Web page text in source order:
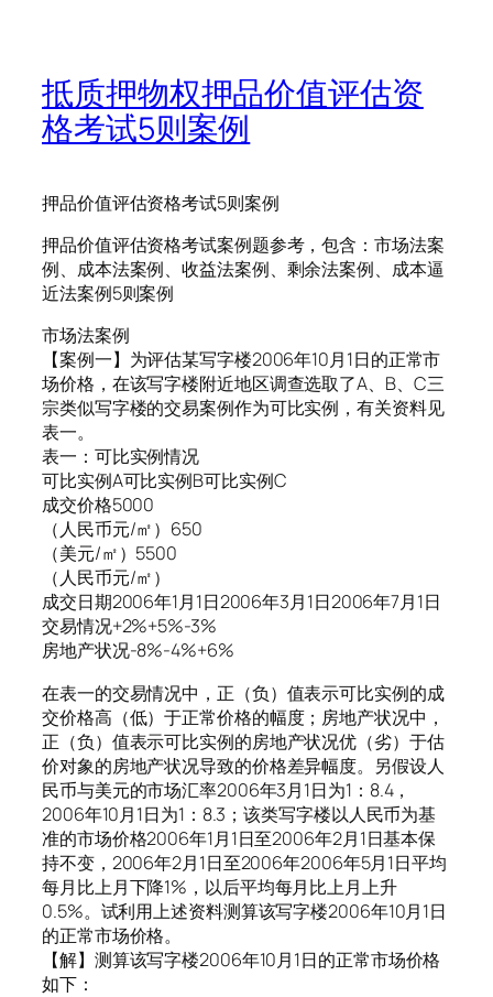
抵质押物权押品价值评估资
格考试5则案例
押品价值评估资格考试5则案例
押品价值评估资格考试案例题参考，包含：市场法案
例、成本法案例、收益法案例、剩余法案例、成本逼
近法案例5则案例
市场法案例
【案例一】为评估某写字楼2006年10月1日的正常市
场价格，在该写字楼附近地区调查选取了A、B、C三
宗类似写字楼的交易案例作为可比实例，有关资料见
表一。
表一：可比实例情况
可比实例A可比实例B可比实例C
成交价格5000
（人民币元/㎡）650
（美元/㎡）5500
（人民币元/㎡）
成交日期2006年1月1日2006年3月1日2006年7月1日
交易情况+2%+5%-3%
房地产状况-8%-4%+6%
在表一的交易情况中，正（负）值表示可比实例的成
交价格高（低）于正常价格的幅度；房地产状况中，
正（负）值表示可比实例的房地产状况优（劣）于估
价对象的房地产状况导致的价格差异幅度。另假设人
民币与美元的市场汇率2006年3月1日为1：8.4，
2006年10月1日为1：8.3；该类写字楼以人民币为基
准的市场价格2006年1月1日至2006年2月1日基本保
持不变，2006年2月1日至2006年2006年5月1日平均
每月比上月下降1%，以后平均每月比上月上升
0.5%。试利用上述资料测算该写字楼2006年10月1日
的正常市场价格。
【解】测算该写字楼2006年10月1日的正常市场价格
如下：